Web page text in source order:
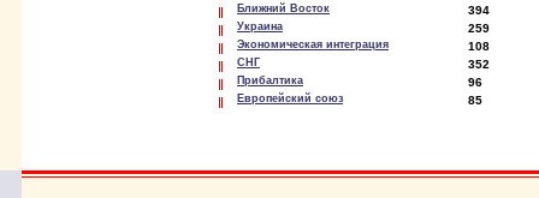
Ближний Восток 394
Украина 259
Экономическая интеграция 108
СНГ 352
Прибалтика 96
Европейский союз 85